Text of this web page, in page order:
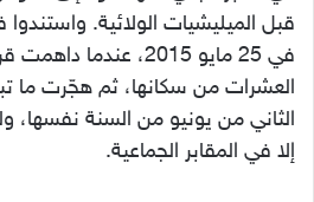
قبل الميليشيات الولائية.
في 25 مايو 2015،
العشرات من سكانها، ثم هجّرت ما
الثاني من يونيو من السنة نفسها،
إلا في المقابر الجماعية.